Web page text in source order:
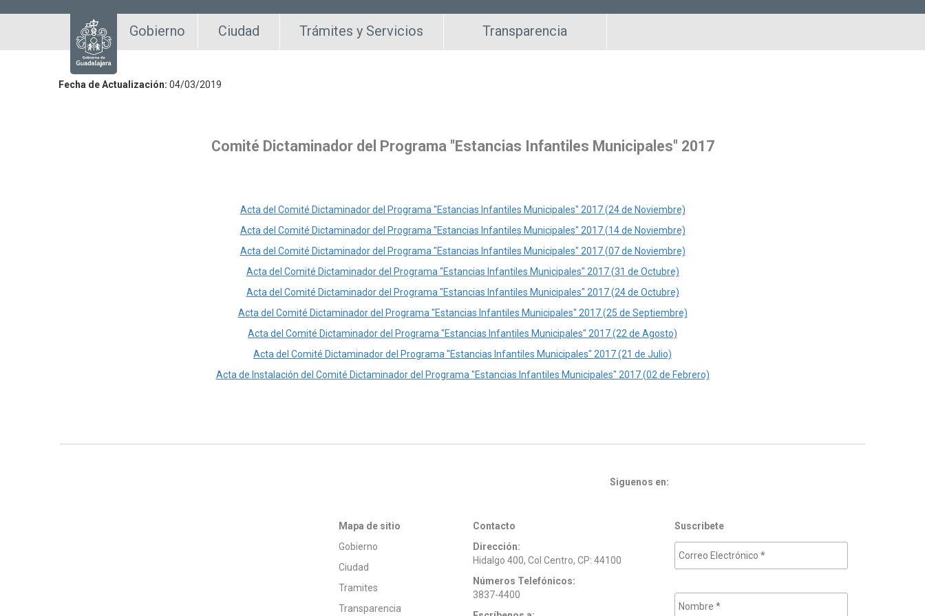
Gobierno Ciudad Trámites y Servicios Transparencia
Fecha de Actualización: 04/03/2019
Comité Dictaminador del Programa "Estancias Infantiles Municipales" 2017
Acta del Comité Dictaminador del Programa "Estancias Infantiles Municipales" 2017 (24 de Noviembre)
Acta del Comité Dictaminador del Programa "Estancias Infantiles Municipales" 2017 (14 de Noviembre)
Acta del Comité Dictaminador del Programa "Estancias Infantiles Municipales" 2017 (07 de Noviembre)
Acta del Comité Dictaminador del Programa "Estancias Infantiles Municipales" 2017 (31 de Octubre)
Acta del Comité Dictaminador del Programa "Estancias Infantiles Municipales" 2017 (24 de Octubre)
Acta del Comité Dictaminador del Programa "Estancias Infantiles Municipales" 2017 (25 de Septiembre)
Acta del Comité Dictaminador del Programa "Estancias Infantiles Municipales" 2017 (22 de Agosto)
Acta del Comité Dictaminador del Programa "Estancias Infantiles Municipales" 2017 (21 de Julio)
Acta de Instalación del Comité Dictaminador del Programa "Estancias Infantiles Municipales" 2017 (02 de Febrero)
Siguenos en:
Mapa de sitio
Gobierno
Ciudad
Tramites
Transparencia
Contacto
Dirección:
Hidalgo 400, Col Centro, CP: 44100
Números Telefónicos:
3837-4400
Suscribete